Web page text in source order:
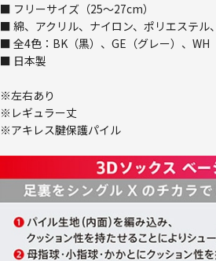
■ フリーサイズ（25～27cm）
■ 綿、アクリル、ナイロン、ポリエステル
■ 全4色：BK（黒）、GE（グレー）、WH
■ 日本製
※左右あり
※レギュラー丈
※アキレス腱保護パイル